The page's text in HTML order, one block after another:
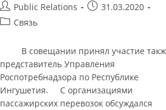
Public Relations
31.03.2020
Связь
В совещании принял участие
представитель Управления
Роспотребнадзора по Республике
Ингушетия. С организациями
пассажирских перевозок обсуждался